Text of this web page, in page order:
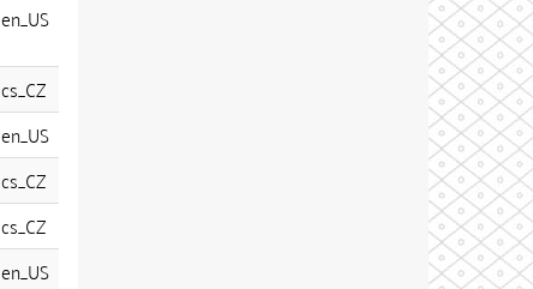
en_US
cs_CZ
en_US
cs_CZ
cs_CZ
en_US